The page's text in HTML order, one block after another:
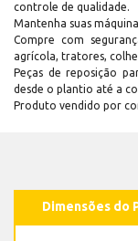
controle de qualidade.
Mantenha suas
Compre com
agrícola, tratores,
Peças de reposição
desde o plantio até a
Produto vendido por
Dimensões do